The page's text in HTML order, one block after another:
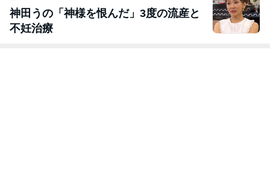
神田うの「神様を恨んだ」3度の流産と
不妊治療